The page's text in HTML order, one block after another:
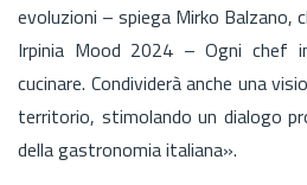
evoluzioni – spiega Mirko
Irpinia Mood 2024 – Ogni chef
cucinare. Condividerà anche una
territorio, stimolando un dialogo
della gastronomia italiana».